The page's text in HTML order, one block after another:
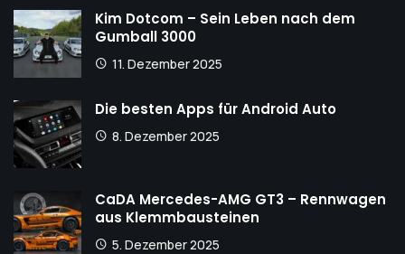
Kim Dotcom – Sein Leben nach dem
Gumball 3000
11. Dezember 2025
Die besten Apps für Android Auto
8. Dezember 2025
CaDA Mercedes-AMG GT3 – Rennwagen
aus Klemmbausteinen
5. Dezember 2025